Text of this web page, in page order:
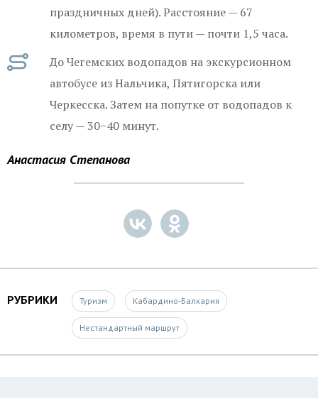
праздничных дней). Расстояние — 67
километров, время в пути — почти 1,5 часа.
До Чегемских водопадов на экскурсионном
автобусе из Нальчика, Пятигорска или
Черкесска. Затем на попутке от водопадов к
селу — 30−40 минут.
Анастасия Степанова
РУБРИКИ Туризм Кабардино-Балкария
Нестандартный маршрут